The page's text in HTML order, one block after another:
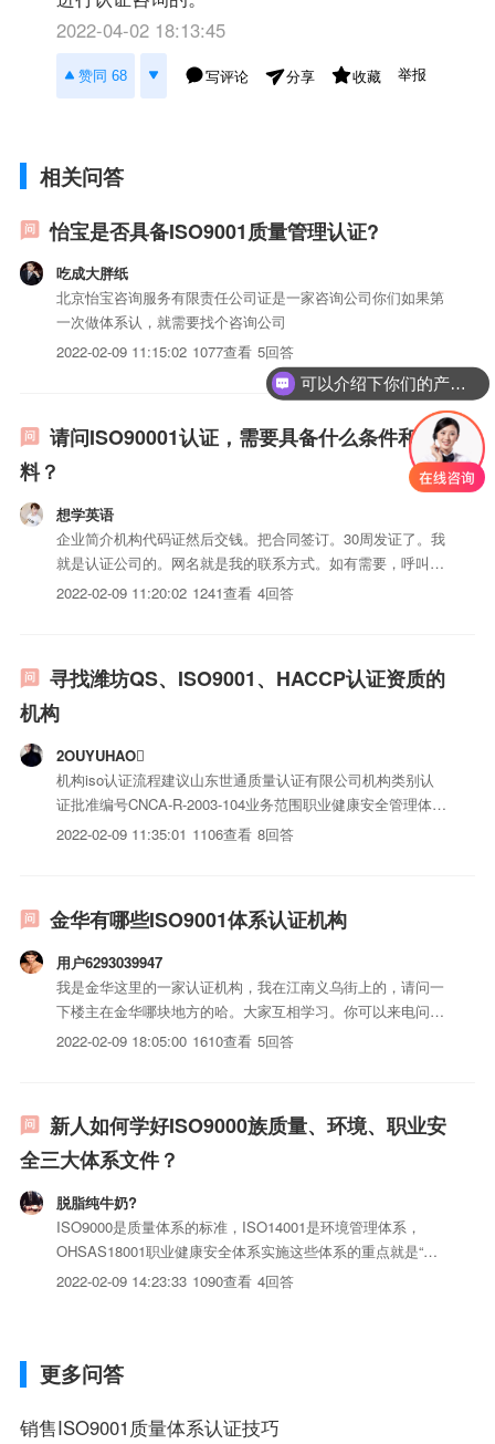
2022-04-02 18:13:45
赞同 68 写评论 分享 收藏 举报
相关问答
怡宝是否具备ISO9001质量管理认证?
吃成大胖纸
北京怡宝咨询服务有限责任公司证是一家咨询公司你们如果第
一次做体系认，就需要找个咨询公司
2022-02-09 11:15:02 1077查看 5回答
请问ISO90001认证，需要具备什么条件和资
料？
想学英语
企业简介机构代码证然后交钱。把合同签订。30周发证了。我
就是认证公司的。网名就是我的联系方式。如有需要，呼叫我
哦
2022-02-09 11:20:02 1241查看 4回答
寻找潍坊QS、ISO9001、HACCP认证资质的
机构
2OUYUHAO
机构iso认证流程建议山东世通质量认证有限公司机构类别认
证批准编号CNCA-R-2003-104业务范围职业健康安全管理体系
认证环境管理体系认证质量管理体系认证分支机构1个负责人
2022-02-09 11:35:01 1106查看 8回答
金华有哪些ISO9001体系认证机构
用户6293039947
我是金华这里的一家认证机构，我在江南义乌街上的，请问一
下楼主在金华哪块地方的哈。大家互相学习。你可以来电问价
格，哈哈。QQ：448158861谁说金华没有认证机构的，金华
2022-02-09 18:05:00 1610查看 5回答
新人如何学好ISO9000族质量、环境、职业安
全三大体系文件？
脱脂纯牛奶?
ISO9000是质量体系的标准，ISO14001是环境管理体系，
OHSAS18001职业健康安全体系实施这些体系的重点就是“做
我所写，写我所做”，“自上而下，全员参与”。整个管理的过程
2022-02-09 14:23:33 1090查看 4回答
更多问答
销售ISO9001质量体系认证技巧
可以介绍下你们的产品么？